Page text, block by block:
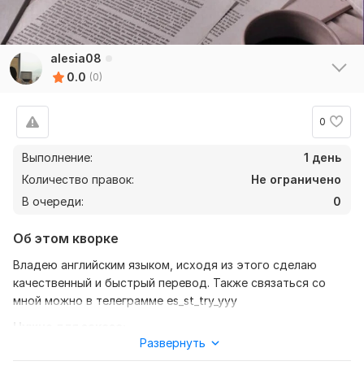
alesia08
0.0 (0)
0
Выполнение:
1 день
Количество правок:
Не ограничено
В очереди:
0
Об этом кворке
Владею английским языком, исходя из этого сделаю
качественный и быстрый перевод. Также связаться со
мной можно в телеграмме es_st_try_yyy
Ожидаю от вас текст, желательно в формате документа,
Развернуть